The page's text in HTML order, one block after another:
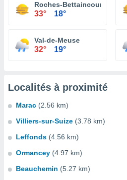
Roches-Bettaincourt
33° 18°
Val-de-Meuse
32° 19°
Localités à proximité
Marac (2.56 km)
Villiers-sur-Suize (3.78 km)
Leffonds (4.56 km)
Ormancey (4.97 km)
Beauchemin (5.27 km)